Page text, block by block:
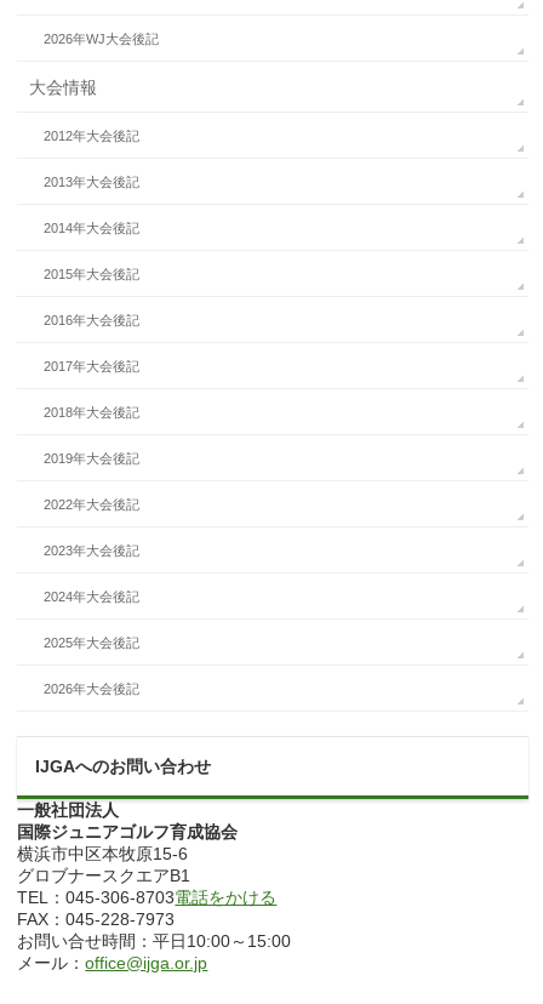
2026年WJ大会後記
大会情報
2012年大会後記
2013年大会後記
2014年大会後記
2015年大会後記
2016年大会後記
2017年大会後記
2018年大会後記
2019年大会後記
2022年大会後記
2023年大会後記
2024年大会後記
2025年大会後記
2026年大会後記
IJGAへのお問い合わせ
一般社団法人
国際ジュニアゴルフ育成協会
横浜市中区本牧原15-6
グロブナースクエアB1
TEL：045-306-8703電話をかける
FAX：045-228-7973
お問い合せ時間：平日10:00～15:00
メール：office@ijga.or.jp